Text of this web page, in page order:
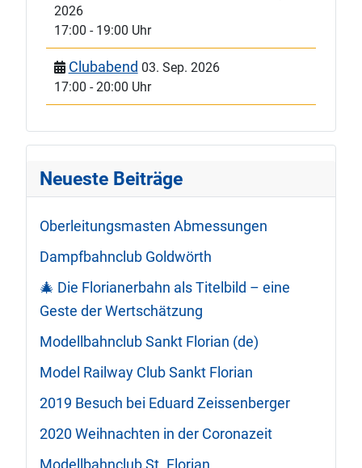
2026
17:00 - 19:00 Uhr
Clubabend 03. Sep. 2026
17:00 -20:00 Uhr
Neueste Beiträge
Oberleitungsmasten Abmessungen
Dampfbahnclub Goldwörth
🎄 Die Florianerbahn als Titelbild – eine
Geste der Wertschätzung
Modellbahnclub Sankt Florian (de)
Model Railway Club Sankt Florian
2019 Besuch bei Eduard Zeissenberger
2020 Weihnachten in der Coronazeit
Modellbahnclub St. Florian